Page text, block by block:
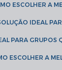
ESCOLHER A
IDEAL
PARA
ESCOLHER A